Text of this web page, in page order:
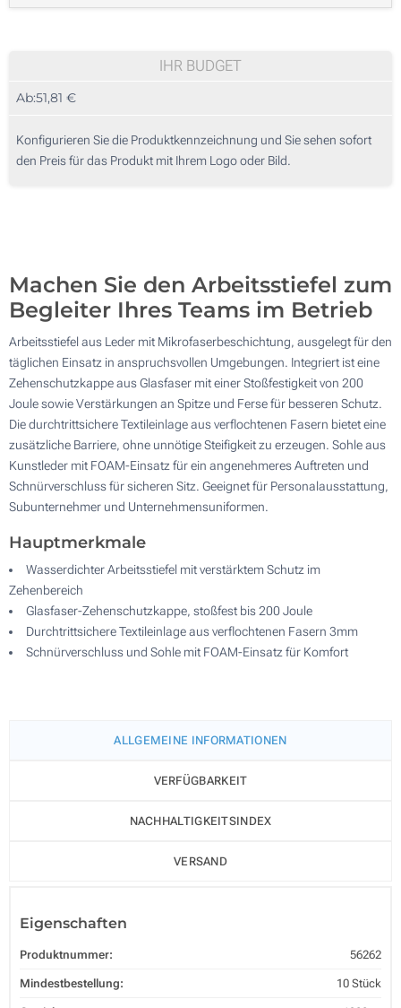
IHR BUDGET
Ab:51,81 €
Konfigurieren Sie die Produktkennzeichnung und Sie sehen sofort
den Preis für das Produkt mit Ihrem Logo oder Bild.
Machen Sie den Arbeitsstiefel zum
Begleiter Ihres Teams im Betrieb
Arbeitsstiefel aus Leder mit Mikrofaserbeschichtung, ausgelegt für den
täglichen Einsatz in anspruchsvollen Umgebungen. Integriert ist eine
Zehenschutzkappe aus Glasfaser mit einer Stoßfestigkeit von 200
Joule sowie Verstärkungen an Spitze und Ferse für besseren Schutz.
Die durchtrittsichere Textileinlage aus verflochtenen Fasern bietet eine
zusätzliche Barriere, ohne unnötige Steifigkeit zu erzeugen. Sohle aus
Kunstleder mit FOAM-Einsatz für ein angenehmeres Auftreten und
Schnürverschluss für sicheren Sitz. Geeignet für Personalausstattung,
Subunternehmer und Unternehmensuniformen.
Hauptmerkmale
Wasserdichter Arbeitsstiefel mit verstärktem Schutz im
Zehenbereich
Glasfaser-Zehenschutzkappe, stoßfest bis 200 Joule
Durchtrittsichere Textileinlage aus verflochtenen Fasern 3mm
Schnürverschluss und Sohle mit FOAM-Einsatz für Komfort
ALLGEMEINE INFORMATIONEN
VERFÜGBARKEIT
NACHHALTIGKEITSINDEX
VERSAND
Eigenschaften
Produktnummer: 56262
Mindestbestellung: 10 Stück